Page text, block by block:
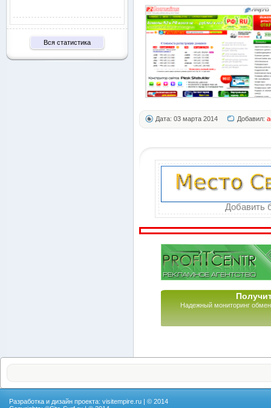
Вся статистика
Дата: 03 марта 2014 Добавил:
Добавить
Надежный мониторинг
Разработка и дизайн проекта: visitempire.ru | © 2014